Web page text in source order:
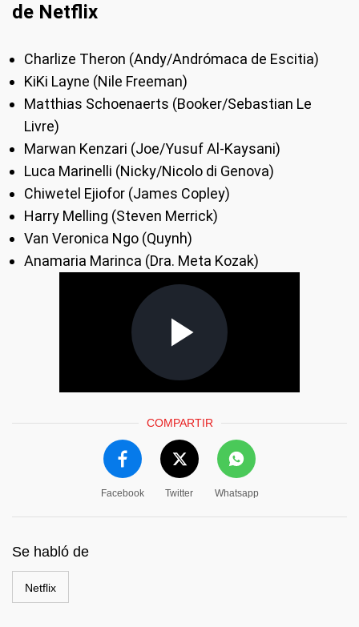
de Netflix
Charlize Theron (Andy/Andrómaca de Escitia)
KiKi Layne (Nile Freeman)
Matthias Schoenaerts (Booker/Sebastian Le
Livre)
Marwan Kenzari (Joe/Yusuf Al-Kaysani)
Luca Marinelli (Nicky/Nicolo di Genova)
Chiwetel Ejiofor (James Copley)
Harry Melling (Steven Merrick)
Van Veronica Ngo (Quynh)
Anamaria Marinca (Dra. Meta Kozak)
COMPARTIR
Facebook Twitter Whatsapp
Se habló de
Netflix